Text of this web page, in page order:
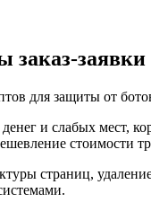
для защиты от
и слабых мест,
страниц,